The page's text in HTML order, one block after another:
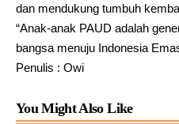
dan mendukung tumbuh
“Anak-anak PAUD adalah
bangsa menuju Indonesia
Penulis : Owi
You Might Also Like